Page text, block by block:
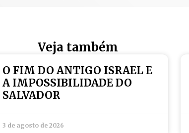
Veja também
O FIM DO ANTIGO ISRAEL E
A IMPOSSIBILIDADE DO
SALVADOR
3 de agosto de 2026